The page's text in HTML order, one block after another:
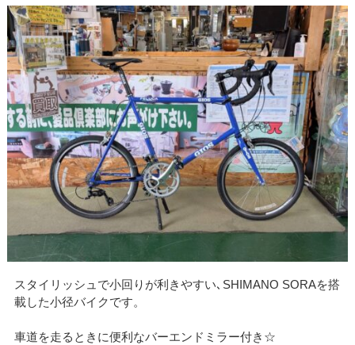
スタイリッシュで小回りが利きやすい､SHIMANO SORAを搭
載した小径バイクです。
車道を走るときに便利なバーエンドミラー付き☆